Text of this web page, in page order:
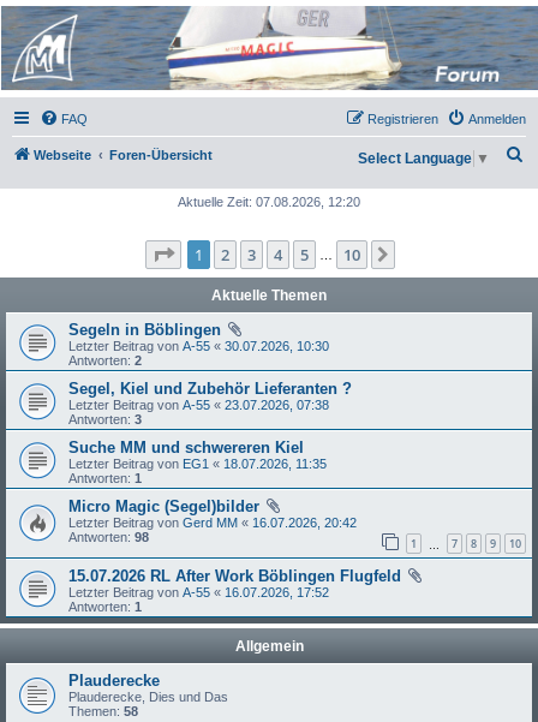
Micro Magic Forum
Deutschland
FAQ Anmelden
Registrieren
Webseite Foren-Übersicht Select Language ▼
Aktuelle Zeit: 07.08.2026, 12:20
Seite 1von 10
1 2 3 4 5 10
Aktuelle Themen
Segeln in Böblingen
Letzter Beitrag von A-55 « 30.07.2026, 10:30
Antworten: 2
Segel, Kiel und Zubehör Lieferanten ?
Letzter Beitrag von A-55 « 23.07.2026, 07:38
Antworten: 3
Suche MM und schwereren Kiel
Letzter Beitrag von EG1 « 18.07.2026, 11:35
Antworten: 1
Micro Magic (Segel)bilder
Letzter Beitrag von Gerd MM « 16.07.2026, 20:42
Antworten: 98 1 7 8 9 10
15.07.2026 RL After Work Böblingen Flugfeld
Letzter Beitrag von A-55 « 16.07.2026, 17:52
Antworten: 1
Allgemein
Plauderecke
Plauderecke, Dies und Das
Themen: 58